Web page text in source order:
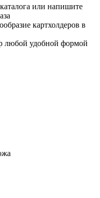
или напишите
картхолдеров в
любой удобной формой